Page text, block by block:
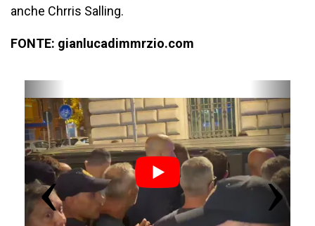
anche Chrris Salling.
FONTE: gianlucadimmrzio.com
r
e
v
i
o
u
s
e
x
t